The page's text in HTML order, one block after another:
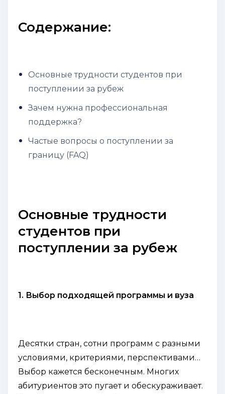
Содержание:
Основные трудности студентов при
поступлении за рубеж
Зачем нужна профессиональная
поддержка?
Частые вопросы о поступлении за
границу (FAQ)
Основные трудности
студентов при
поступлении за рубеж
1. Выбор подходящей программы и вуза
Десятки стран, сотни программ с разными
условиями, критериями, перспективами…
Выбор кажется бесконечным. Многих
абитуриентов это пугает и обескураживает.